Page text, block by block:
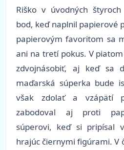
Riško v úvodných
bod, keď naplnil papierové
papierovým favoritom sa
ani na tretí pokus. V
zdvojnásobiť, aj keď sa
maďarská súperka bude
však zdolať a vzápätí
zabodoval aj proti
súperovi, keď si pripísal
hrajúc čiernymi figúrami. V